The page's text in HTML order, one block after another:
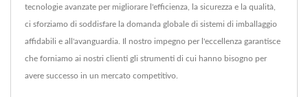
tecnologie avanzate per migliorare l'efficienza, la sicurezza e la qualità,
ci sforziamo di soddisfare la domanda globale di sistemi di imballaggio
affidabili e all'avanguardia. Il nostro impegno per l'eccellenza garantisce
che forniamo ai nostri clienti gli strumenti di cui hanno bisogno per
avere successo in un mercato competitivo.